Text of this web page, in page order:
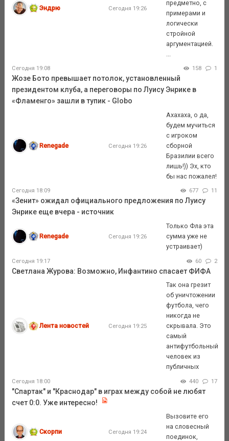
Эндрю Сегодня 19:26
предметно, с
примерами и
логически
стройной
аргументацией.
Сегодня 19:08 158 1
Жозе Бото превышает потолок, установленный
президентом клуба, а переговоры по Луису Энрике в
«Фламенго» зашли в тупик - Globo
Renegade Сегодня 19:26
Ахахаха, о да,
будем мучиться
с игроком
сборной
Бразилии всего
лишь!)) Эх, кто
бы нас пожалел!
Сегодня 18:09 677 11
«Зенит» ожидал официального предложения по Луису
Энрике еще вчера - источник
Renegade Сегодня 19:26
Только Фла эта
сумма уже не
устраивает)
Сегодня 19:17 60 2
Светлана Журова: Возможно, Инфантино спасает ФИФА
Лента новостей Сегодня 19:25
Так она грезит
об уничтожении
футбола, чего
никогда не
скрывала. Это
самый
антифутбольный
человек из
публичных
Сегодня 18:00 440 17
"Спартак" и "Краснодар" в играх между собой не любят
счет 0:0. Уже интересно!
Скорпи Сегодня 19:24
Вызовите его
на словесный
поединок,